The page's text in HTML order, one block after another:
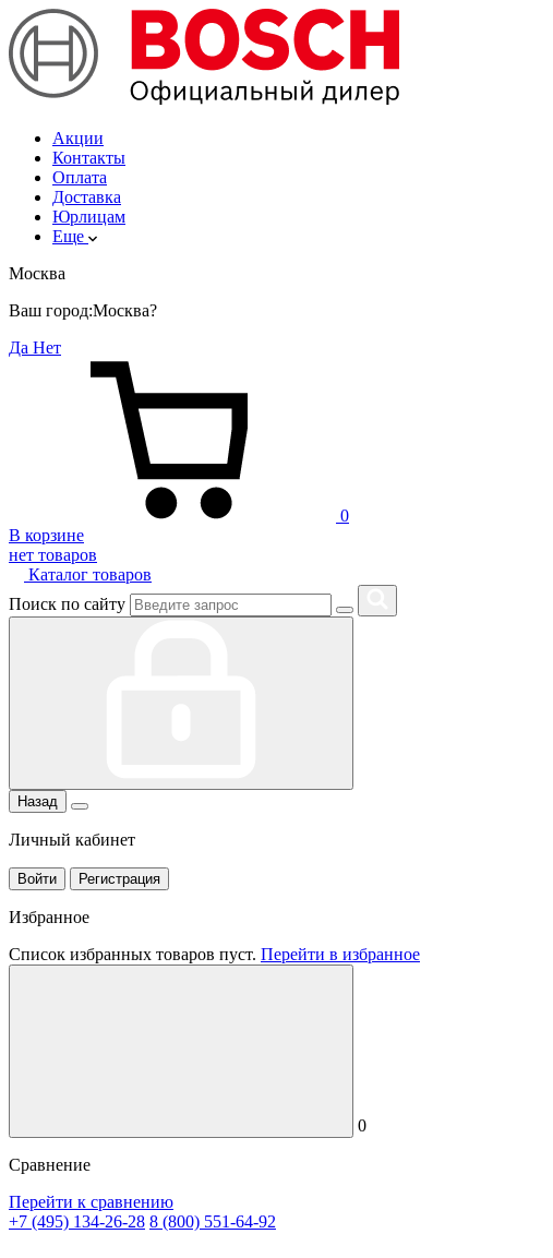
Акции
Контакты
Оплата
Доставка
Юрлицам
Еще
Москва
Ваш город:Москва?
Да Нет
0
В корзине
нет товаров
Каталог товаров
Поиск по сайту
Назад
Личный кабинет
Войти Регистрация
Избранное
Список избранных товаров пуст. Перейти в избранное
0
Сравнение
Перейти к сравнению
+7 (495) 134-26-28 8 (800) 551-64-92